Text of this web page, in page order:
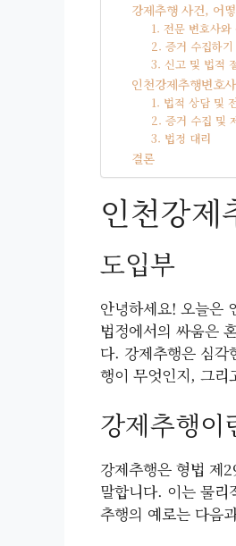
강제추행 사건, 어
1. 전문 변호사와
2. 증거 수집하기
3. 신고 및 법적
인천강제추행변호
1. 법적 상담 및
2. 증거 수집 및
3. 법정 대리
결론
인천강
도입부
안녕하세요! 오늘은
법정에서의 싸움은
다. 강제추행은 심
행이 무엇인지, 그리
강제추행이
강제추행은 형법 제
말합니다. 이는 물리
추행의 예로는 다음